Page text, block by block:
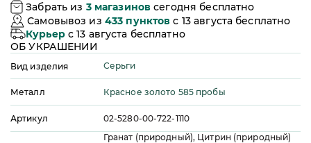
Забрать из 3магазинов сегодня бесплатно
Самовывоз из 433 пунктов c 13 августа бесплатно
Курьер c 13 августа бесплатно
ОБ УКРАШЕНИИ
Вид изделия Серьги
Металл Красное золото 585 пробы
Артикул 02-5280-00-722-1110
Гранат (природный), Цитрин (природный)